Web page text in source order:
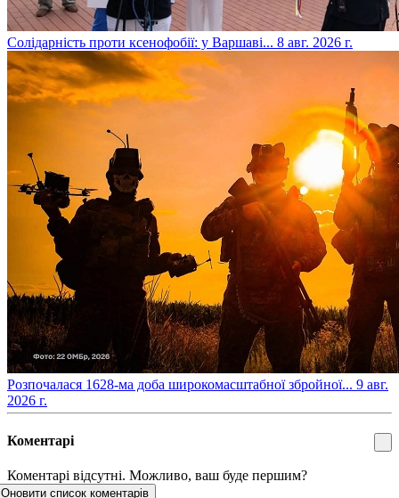
​Солідарність проти ксенофобії: у Варшаві... 8 авг. 2026 г.
​Розпочалася 1628-ма доба широкомасштабної збройної... 9 авг.
2026 г.
Коментарі
Коментарі відсутні. Можливо, ваш буде першим?
Оновити список коментарів